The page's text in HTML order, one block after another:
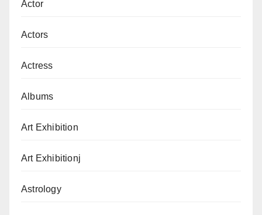
Actor
Actors
Actress
Albums
Art Exhibition
Art Exhibitionj
Astrology